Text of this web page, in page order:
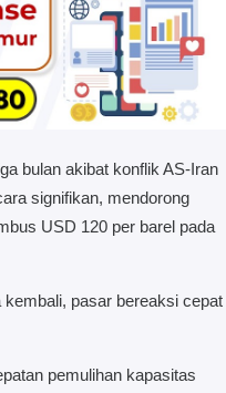
bulan akibat konflik AS-Iran
signifikan, mendorong
USD 120 per barel pada
pasar bereaksi cepat
pemulihan kapasitas